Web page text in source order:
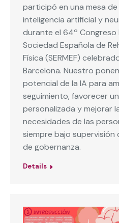
participó en una mesa
inteligencia artificial y
durante el 64º Congreso
Sociedad Española de
Física (SERMEF)
Barcelona. Nuestro
potencial de la IA para
seguimiento, favorecer
personalizada y mejorar
necesidades de las
siempre bajo
de gobernanza.
Details